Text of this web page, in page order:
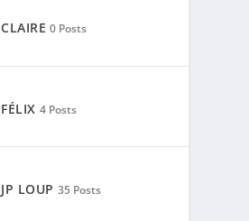
CLAIRE 0 Posts
FÉLIX 4 Posts
JP LOUP 35 Posts